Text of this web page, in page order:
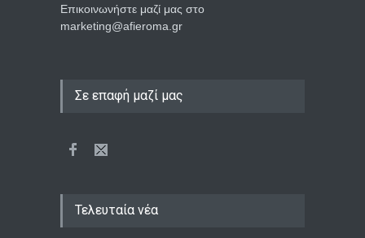
Επικοινωνήστε μαζί μας στο
marketing@afieroma.gr
Σε επαφή μαζί μας
Τελευταία νέα